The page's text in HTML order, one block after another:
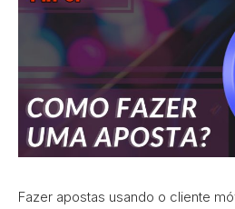
Fazer apostas usando o cliente